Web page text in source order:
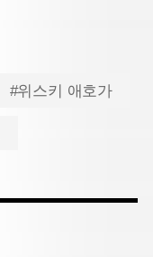
#위스키 애호가